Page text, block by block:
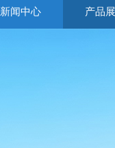
新闻中心 产品